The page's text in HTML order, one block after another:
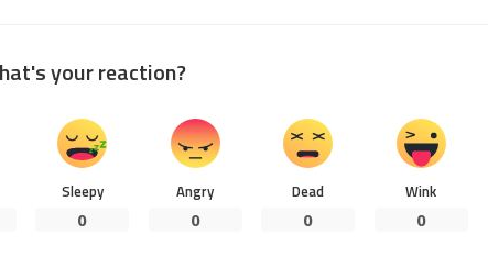
your reaction?
Sleepy
0
Angry
0
Dead
0
Wink
0